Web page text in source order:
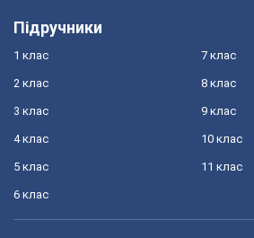
Підручники
1 клас
2 клас
3 клас
4 клас
5 клас
6 клас
7 клас
8 клас
9 клас
10 клас
11 клас